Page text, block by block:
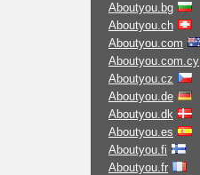
Aboutyou.bg
Aboutyou.ch
Aboutyou.com
Aboutyou.com.cy
Aboutyou.cz
Aboutyou.de
Aboutyou.dk
Aboutyou.es
Aboutyou.fi
Aboutyou.fr